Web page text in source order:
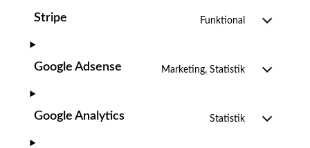
Stripe Funktional
Google Adsense Marketing, Statistik
Google Analytics Statistik